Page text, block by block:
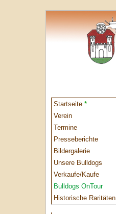
Startseite *
Verein
Termine
Presseberichte
Bildergalerie
Unsere Bulldogs
Verkaufe/Kaufe
Bulldogs OnTour
Historische Raritäten